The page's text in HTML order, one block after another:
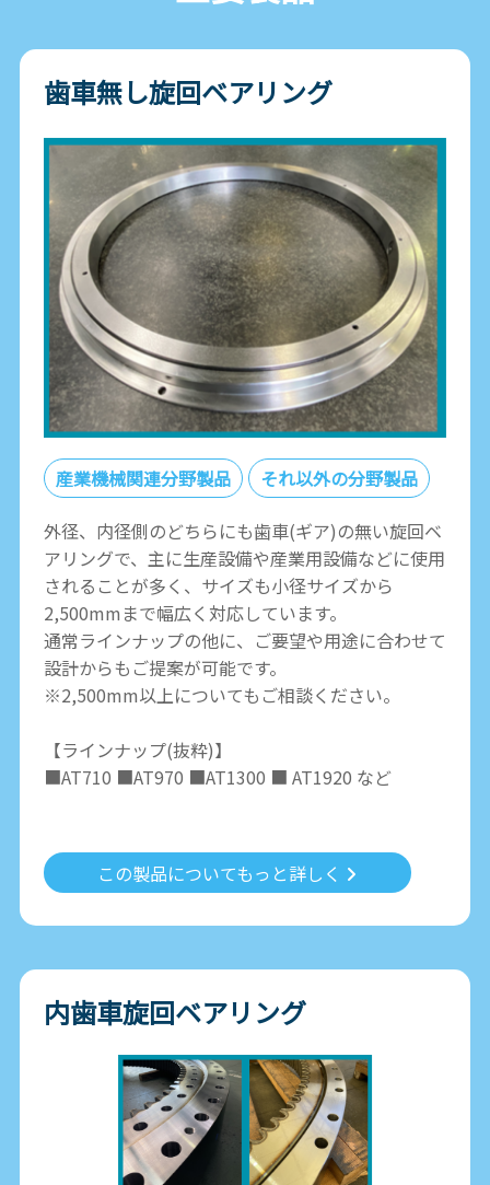
歯車無し旋回ベアリング
産業機械関連分野製品
それ以外の分野製品
外径、内径側のどちらにも歯車(ギア)の無い旋回ベ
アリングで、主に生産設備や産業用設備などに使用
されることが多く、サイズも小径サイズから
2,500mmまで幅広く対応しています。
通常ラインナップの他に、ご要望や用途に合わせて
設計からもご提案が可能です。
※2,500mm以上についてもご相談ください。
【ラインナップ(抜粋)】
■AT710 ■AT970 ■AT1300 ■ AT1920 など
この製品についてもっと詳しく
内歯車旋回ベアリング